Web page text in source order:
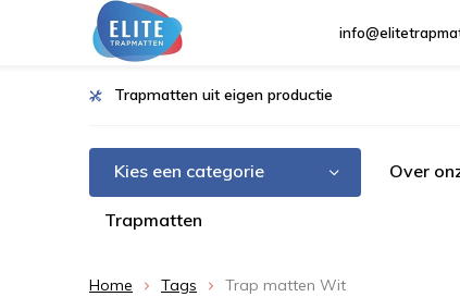
Trapmatten uit eigen productie
Kies een categorie Over
Trapmatten
Home Tags Trap matten Wit